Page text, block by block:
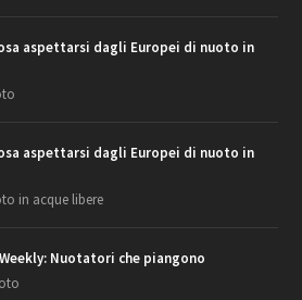
aspettarsi dagli Europei di nuoto in
aspettarsi dagli Europei di nuoto in
in acque libere
Nuotatori che piangono